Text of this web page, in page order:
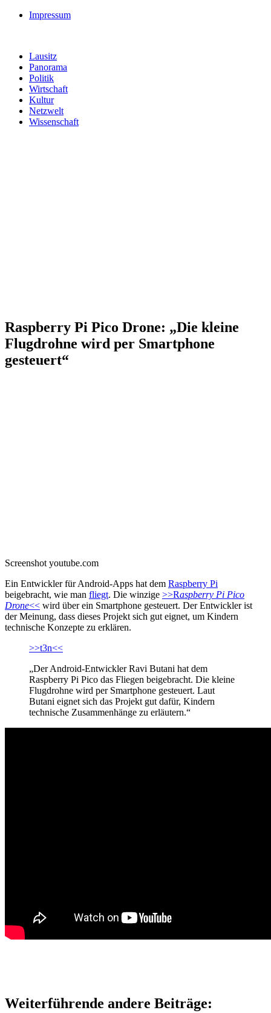
Impressum
Lausitz
Panorama
Politik
Wirtschaft
Kultur
Netzwelt
Wissenschaft
Raspberry Pi Pico Drone: „Die kleine
Flugdrohne wird per Smartphone
gesteuert“
Screenshot youtube.com
Ein Entwickler für Android-Apps hat dem Raspberry Pi
beigebracht, wie man fliegt. Die winzige >>Raspberry Pi Pico
Drone<< wird über ein Smartphone gesteuert. Der Entwickler ist
der Meinung, dass dieses Projekt sich gut eignet, um Kindern
technische Konzepte zu erklären.
>>t3n<<
„Der Android-Entwickler Ravi Butani hat dem
Raspberry Pi Pico das Fliegen beigebracht. Die kleine
Flugdrohne wird per Smartphone gesteuert. Laut
Butani eignet sich das Projekt gut dafür, Kindern
technische Zusammenhänge zu erläutern.“
Weiterführende andere Beiträge: